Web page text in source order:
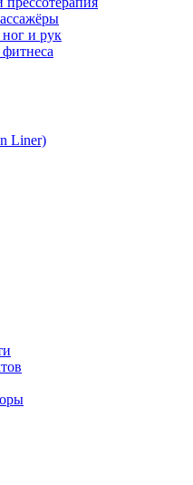
и рук
Liner)